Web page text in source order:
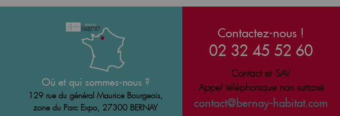
Où et qui sommes-nous ?
129 rue du général Maurice Bourgeois,
zone du Parc Expo, 27300 BERNAY
Contactez-nous !
02 32 45 52 60
Contact et SAV
Appel téléphonique non surtaxé
contact@bernay-habitat.com